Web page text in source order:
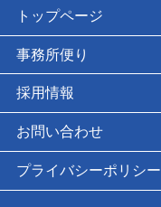
トップページ
事務所便り
採用情報
お問い合わせ
プライバシーポリシー